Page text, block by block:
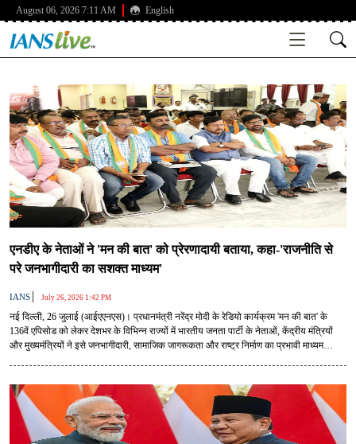
August 06, 2026 7:11 AM English
एनडीए के नेताओं ने 'मन की बात' को प्रेरणादायी बताया, कहा-'राजनीति से
परे जनभागीदारी का सशक्त माध्यम'
IANS | July 26, 2026 1:42 PM
नई दिल्ली, 26 जुलाई (आईएएनएस)। प्रधानमंत्री नरेंद्र मोदी के रेडियो कार्यक्रम 'मन की बात' के
136वें एपिसोड को लेकर देशभर के विभिन्न राज्यों में भारतीय जनता पार्टी के नेताओं, केंद्रीय मंत्रियों
और मुख्यमंत्रियों ने इसे जनभागीदारी, सामाजिक जागरूकता और राष्ट्र निर्माण का प्रभावी माध्यम
प्रदान करता है।